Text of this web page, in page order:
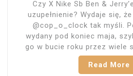
Czy X Nike Sb Ben &
uzupełnienie? Wydaje się,
@cop_o_clock tak myśli.
wydany pod koniec maja,
go w bucie roku przez wiele
Read More